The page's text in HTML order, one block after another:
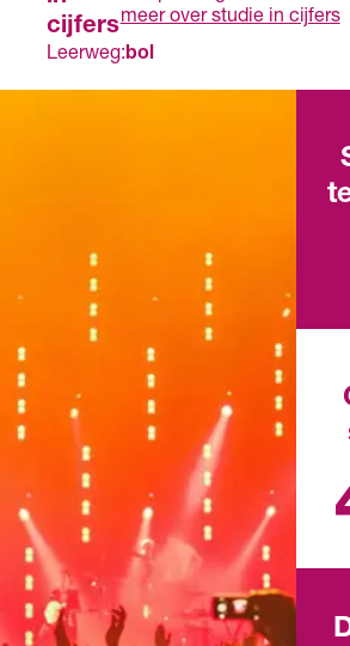
cijfersmeer over studie in cijfers
Leerweg: bol